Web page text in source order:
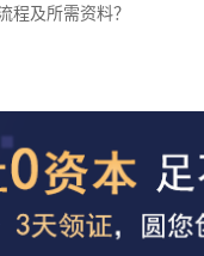
程及所需资料？